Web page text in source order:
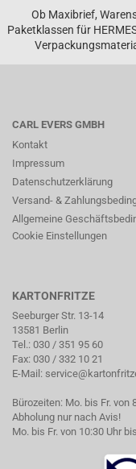
Ob Maxibrief,
Paketklassen für
CARL EVERS GMBH
Kontakt
Impressum
Datenschutzerklärung
Versand- &
Allgemeine
Cookie Einstellungen
KARTONFRITZE
Seeburger Str. 13-14
13581 Berlin
Tel.: 030 / 351 95 60
Fax: 030 / 332 10 21
E-Mail:
Bürozeiten: Mo. bis Fr. von
Abholung nur nach Avis!
Mo. bis Fr. von 10:30 Uhr